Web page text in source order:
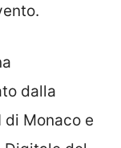
dalla
di Monaco e